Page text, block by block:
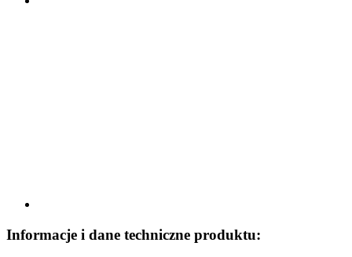
Informacje i dane techniczne produktu: